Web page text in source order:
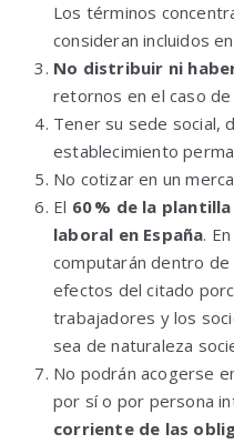
Los términos
consideran incluidos
No distribuir ni
retornos en el caso
Tener su sede social,
establecimiento
No cotizar en un
El 60 % de la plantilla
laboral en España.
computarán dentro de
efectos del citado
trabajadores y los
sea de naturaleza
No podrán acogerse
por sí o por persona
corriente de las